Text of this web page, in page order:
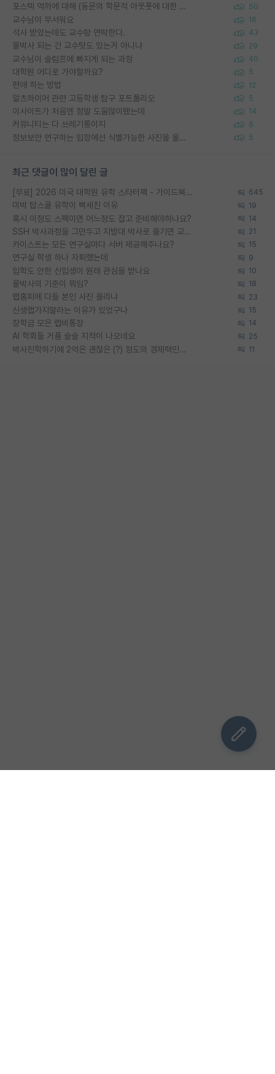
포스텍 억까에 대해 (동문의 학문적 아웃풋에 대한 반박) 50
교수님이 무서워요 16
석사 받았는데도 교수랑 연락한다. 43
물박사 되는 건 교수탓도 있는거 아니냐 29
교수님이 슬럼프에 빠지게 되는 과정 40
대학원 어디로 가야할까요? 5
편애 하는 방법 12
알츠하이머 관련 고등학생 탐구 포트폴리오 5
이사이트가 처음엔 정말 도움많이됐는데 14
커뮤니티는 다 쓰레기통이지 6
정보보안 연구하는 입장에선 식별가능한 사진을 올리는건 비추이긴함 5
최근 댓글이 많이 달린 글
[무료] 2026 미국 대학원 유학 스타터팩 - 가이드북 & 합격자 컨택메일 템플릿 645
미박 탑스쿨 유학이 빡세진 이유 19
혹시 이정도 스펙이면 어느정도 잡고 준비해야하나요? 14
SSH 박사과정을 그만두고 지방대 박사로 옮기면 교수의 꿈은 끝일까요? 21
카이스트는 모든 연구실마다 서버 제공해주나요? 15
연구실 학생 하나 자퇴했는데 9
입학도 안한 신입생이 원래 관심을 받나요 10
물박사의 기준이 뭐임? 18
랩홈피에 다들 본인 사진 올리냐 23
신생랩가지말라는 이유가 있었구나 15
장학금 모은 랩비통장 14
AI 학회들 거품 슬슬 지적이 나오네요 25
박사진학하기에 2억은 괜찮은 (?) 정도의 경제력인가요 11